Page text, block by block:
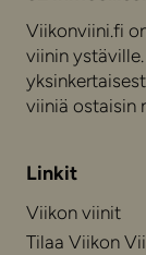
Viikonviini.fi
viinin
viiniä ostaisin
Linkit
Viikon viinit
Tilaa Viikon